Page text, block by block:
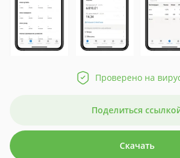
Проверено на
Поделиться
Скачать